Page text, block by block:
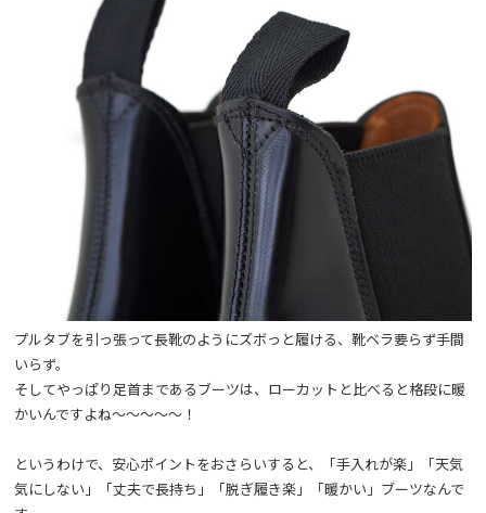
プルタブを引っ張って長靴のようにズボっと履ける、靴ベラ要らず手間
いらず。
そしてやっぱり足首まであるブーツは、ローカットと比べると格段に暖
かいんですよね～～～～～！
というわけで、安心ポイントをおさらいすると、「手入れが楽」「天気
気にしない」「丈夫で長持ち」「脱ぎ履き楽」「暖かい」ブーツなんで